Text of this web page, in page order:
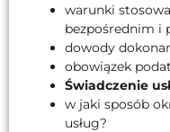
warunki
bezpośrednim i
dowody
obowiązek
Świadczenie
w jaki sposób
usług?